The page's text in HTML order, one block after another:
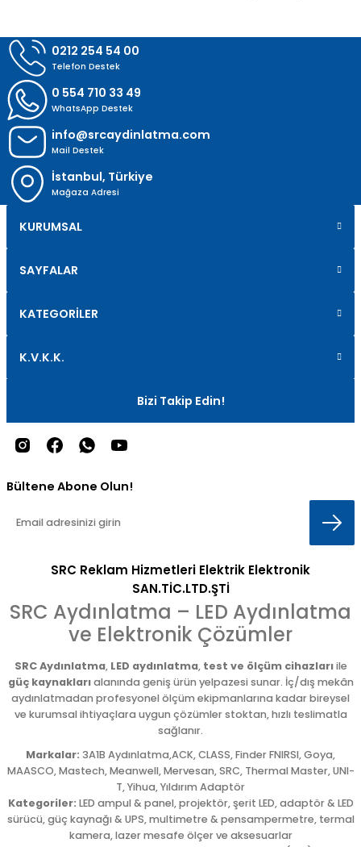
0212 254 54 00
Telefon Destek
0 554 710 33 49
WhatsApp Destek
info@srcaydinlatma.com
Mail Destek
İstanbul, Türkiye
Mağaza Adresi
KURUMSAL
SAYFALAR
KATEGORİLER
K.V.K.K.
Bizi Takip Edin!
Bültene Abone Olun!
SRC Reklam Hizmetleri Elektrik Elektronik
SAN.TİC.LTD.ŞTİ
SRC Aydınlatma – LED Aydınlatma
ve Elektronik Çözümler
SRC Aydınlatma, LED aydınlatma, test ve ölçüm cihazlarıile
güç kaynaklarıalanında geniş ürün yelpazesi sunar. İç/dış mekân
aydınlatmadan profesyonel ölçüm ekipmanlarına kadar bireysel
ve kurumsal ihtiyaçlara uygun çözümler stoktan, hızlı teslimatla
sağlanır.
Markalar: 3A1B Aydınlatma,ACK, CLASS, Finder FNIRSI, Goya,
MAASCO, Mastech, Meanwell, Mervesan, SRC, Thermal Master, UNI-
T, Yihua, Yıldırım Adaptör
Kategoriler: LED ampul & panel, projektör, şerit LED, adaptör & LED
sürücü, güç kaynağı & UPS, multimetre & pensampermetre, termal
kamera, lazer mesafe ölçer ve aksesuarlar